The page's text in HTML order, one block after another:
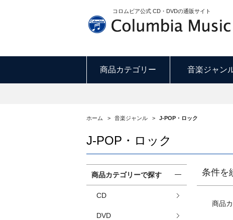
コロムビア公式 CD・DVDの通販サイト
商品カテゴリー 音楽ジャン
ホーム > 音楽ジャンル > J-POP・ロック
J-POP・ロック
条件を
商品
商品カテゴリーで探す
CD
DVD